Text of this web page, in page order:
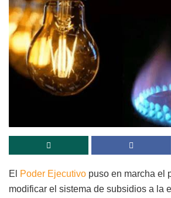
El Poder Ejecutivo puso en marcha el
modificar el sistema de subsidios a la